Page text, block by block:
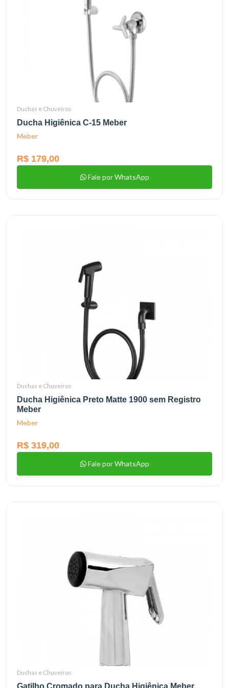
Duchas e Chuveiros
Ducha Higiênica C-15 Meber
Meber
R$ 179,00
Fale por WhatsApp
Duchas e Chuveiros
Ducha Higiênica Preto Matte 1900 sem Registro
Meber
Meber
R$ 319,00
Fale por WhatsApp
Duchas e Chuveiros
Gatilho Cromado para Ducha Higiênica Meber